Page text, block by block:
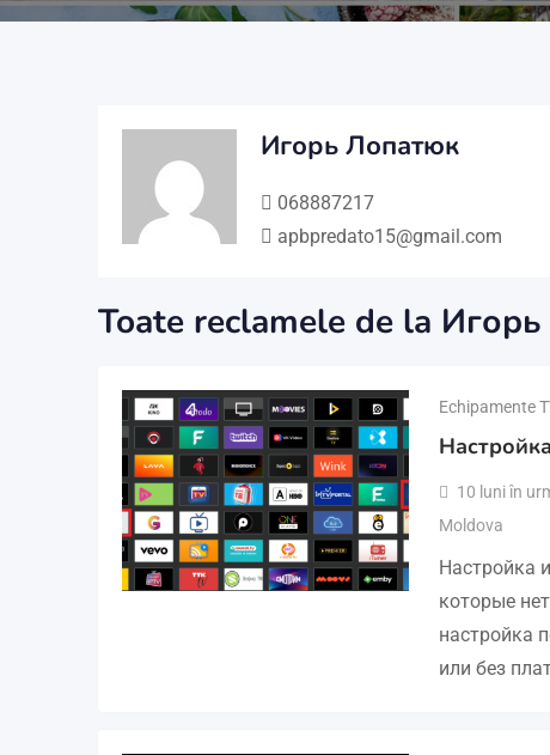
Игорь Лопатюк
068887217
apbpredato15@gmail.com
Toate reclamele de la
Echipamente
10 luni în
Moldova
Настройка
которые
настройка
или без